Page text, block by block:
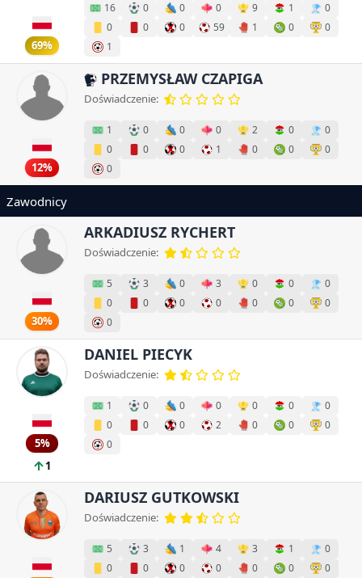
69%
16 0 0 0 9 1
0
0
0 0 59 1 0
0
1
12%
PRZEMYSŁAW CZAPIGA
Doświadczenie:
1 0 0 0 2 0
0
0
0 0 1 0 0
0
0
Zawodnicy
30%
ARKADIUSZ RYCHERT
Doświadczenie:
5 3 0 3 0 0
0
0
0 0 0 0 0
0
0
5%
1
DANIEL PIECYK
Doświadczenie:
1 0 0 0 0 0
0
0
0 0 2 0 0
0
0
DARIUSZ GUTKOWSKI
Doświadczenie:
5 3 1 4 3 1
0
0
0 0 0 0 0
0